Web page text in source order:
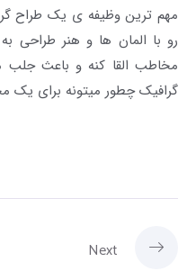
مهم ترین وظیفه ی یک طراح
رو با المان ها و هنر طراحی
مخاطب القا کنه و باعث جلب
گرافیک چطور میتونه برای یک
Next